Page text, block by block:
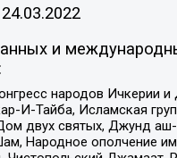
24.03.2022
и
народов Ичкерии и
И-Тайба, Исламская
двух святых, Джунд
Народное ополчение